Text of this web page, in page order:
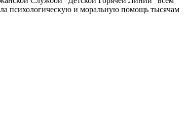
психологическую и моральную помощь тысячам